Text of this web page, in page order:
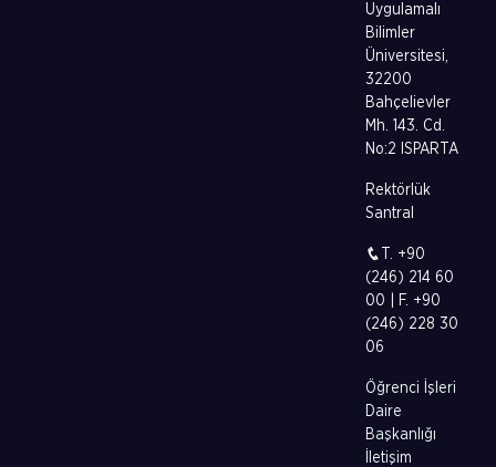
Uygulamalı
Bilimler
Üniversitesi,
32200
Bahçelievler
Mh. 143. Cd.
No:2 ISPARTA
Rektörlük
Santral
T. +90
(246) 214 60
00 | F. +90
(246) 228 30
06
Öğrenci İşleri
Daire
Başkanlığı
İletişim